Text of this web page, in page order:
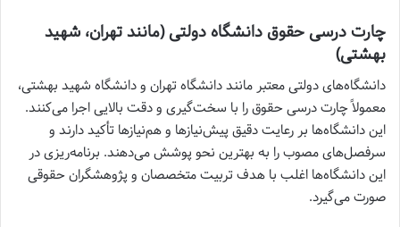
چارت درسی حقوق دانشگاه دولتی (مانند تهران، شهید
بهشتی)
دانشگاه‌های دولتی معتبر مانند دانشگاه تهران و دانشگاه شهید بهشتی،
معمولاً چارت درسی حقوق را با سخت‌گیری و دقت بالایی اجرا می‌کنند.
این دانشگاه‌ها بر رعایت دقیق پیش‌نیازها و هم‌نیازها تأکید دارند و
سرفصل‌های مصوب را به بهترین نحو پوشش می‌دهند. برنامه‌ریزی در
این دانشگاه‌ها اغلب با هدف تربیت متخصصان و پژوهشگران حقوقی
صورت می‌گیرد.